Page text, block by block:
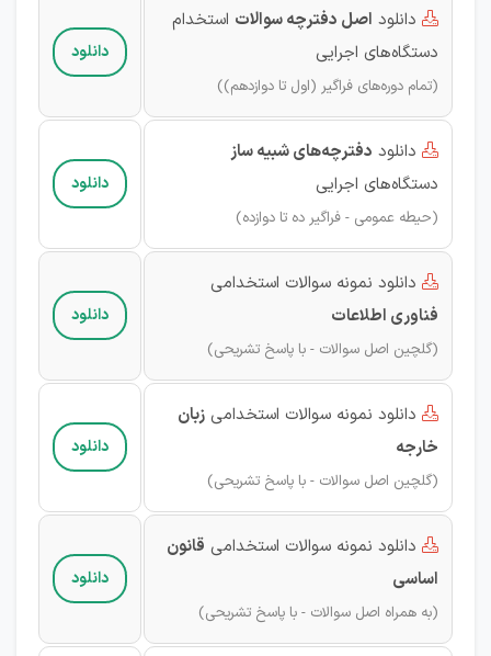
 دانلود اصل دفترچه سوالات استخدام
دستگاه‌های اجرایی
(تمام دوره‌های فراگیر (اول تا دوازدهم))
دانلود
 دانلود دفترچه‌های شبیه ساز
دستگاه‌های اجرایی
(حیطه عمومی - فراگیر ده تا دوازده)
دانلود
 دانلود نمونه سوالات استخدامی
فناوری اطلاعات
(گلچین اصل سوالات - با پاسخ تشریحی)
دانلود
 دانلود نمونه سوالات استخدامی زبان
خارجه
(گلچین اصل سوالات - با پاسخ تشریحی)
دانلود
 دانلود نمونه سوالات استخدامی قانون
اساسی
(به همراه اصل سوالات - با پاسخ تشریحی)
دانلود